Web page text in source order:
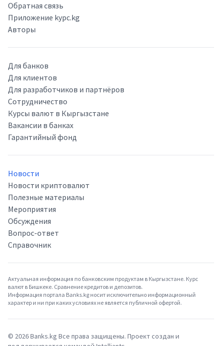
Обратная связь
Приложение kypc.kg
Авторы
Для банков
Для клиентов
Для разработчиков и партнёров
Сотрудничество
Курсы валют в Кыргызстане
Вакансии в банках
Гарантийный фонд
Новости
Новости криптовалют
Полезные материалы
Мероприятия
Обсуждения
Вопрос-ответ
Справочник
Актуальная информация по банковским продуктам в Кыргызстане. Курс
валют в Бишкеке. Сравнение кредитов и депозитов.
Информация портала Banks.kg носит исключительно информационный
характер и ни при каких условиях не является публичной офертой.
© 2026Banks.kg Все права защищены. Проект создан и